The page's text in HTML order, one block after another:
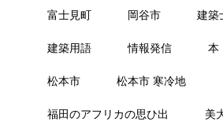
富士見町 岡谷市 建築
建築用語 情報発信 本
松本市 松本市 寒冷地
福田のアフリカの思ひ出 美